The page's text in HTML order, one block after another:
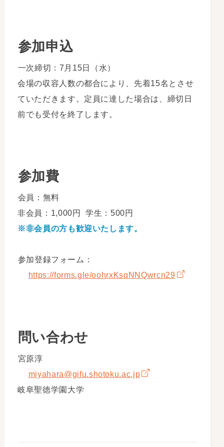
参加申込
一次締切：7月15日（水）
会場の収容人数の都合により、先着15名とさせ
ていただきます。定員に達した場合は、締切日
前でも受付を終了します。
参加費
会員：無料
非会員：1,000円 学生：500円
※非会員の方も歓迎いたします。
参加登録フォーム：
https://forms.gle/oohrxKsqNNQwrcn29
問い合わせ
宮原淳
miyahara@gifu.shotoku.ac.jp
岐阜聖徳学園大学